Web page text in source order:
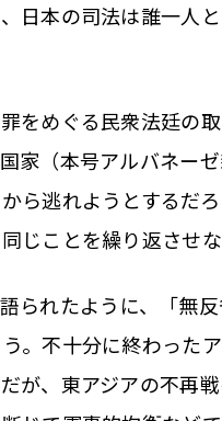
日本の司法は誰一人
をめぐる民衆法廷の
家（本号アルバネー
ら逃れようとするだ
じことを繰り返させな
られたように、「無
。不十分に終わった
が、東アジアの不再